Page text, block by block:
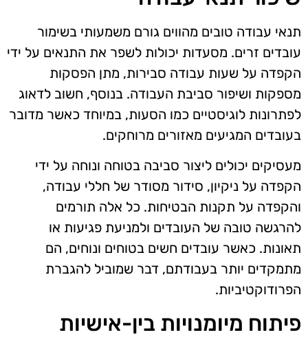
תנאי עבודה טובים מהווים גורם משמעותי בשימור
עובדים זרים. מסעדות יכולות לשפר את התנאים על ידי
הקפדה על שעות עבודה סבירות, מתן הפסקות
מספקות ושיפור סביבת העבודה. בנוסף, חשוב לדאוג
לפתרונות לוגיסטיים כמו הסעות, במיוחד כאשר מדובר
בעובדים המגיעים מאזורים מרוחקים.
מעסיקים יכולים ליצור סביבה בטוחה ונוחה על ידי
הקפדה על ניקיון, סידור מסודר של חללי עבודה,
והקפדה על תקנות הבטיחות. כל אלה תורמים
להרגשה טובה של העובדים ולמניעת פגיעות או
תאונות. כאשר עובדים חשים בטוחים ונוחים, הם
מתמקדים יותר בעבודתם, דבר שמוביל להגברת
הפרודוקטיביות.
פיתוח מיומנויות בין-אישיות